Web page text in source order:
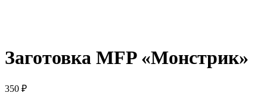
Заготовка MFP «Монстрик»
350 ₽